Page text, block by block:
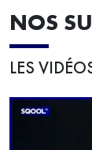
NOS
LES